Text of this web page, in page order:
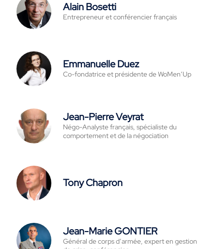
Alain Bosetti
Entrepreneur et conférencier français
Emmanuelle Duez
Co-fondatrice et présidente de WoMen’Up
Jean-Pierre Veyrat
Négo-Analyste français, spécialiste du
comportement et de la négociation
Tony Chapron
Jean-Marie GONTIER
Général de corps d’armée, expert en gestion